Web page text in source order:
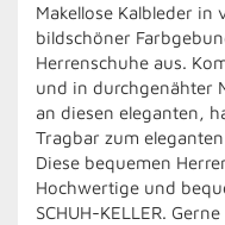
Makellose Kalbleder
bildschöner
Herrenschuhe aus.
und in durchgenähter
an diesen eleganten,
Tragbar zum
Diese bequemen
Hochwertige und
SCHUH-KELLER.